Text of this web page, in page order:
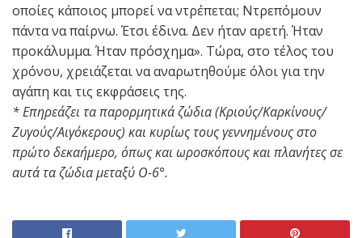
οποίες κάποιος μπορεί να ντρέπεται; Ντρεπόμουν
πάντα να παίρνω. Έτσι έδινα. Δεν ήταν αρετή. Ήταν
προκάλυμμα. Ήταν πρόσχημα». Τώρα, στο τέλος του
χρόνου, χρειάζεται να αναρωτηθούμε όλοι για την
αγάπη και τις εκφράσεις της.
* Επηρεάζει τα παρορμητικά ζώδια (Κριούς/Καρκίνους/
Ζυγούς/Αιγόκερους) και κυρίως τους γεννημένους στο
πρώτο δεκαήμερο, όπως και ωροσκόπους και πλανήτες σε
αυτά τα ζώδια μεταξύ O-6°.